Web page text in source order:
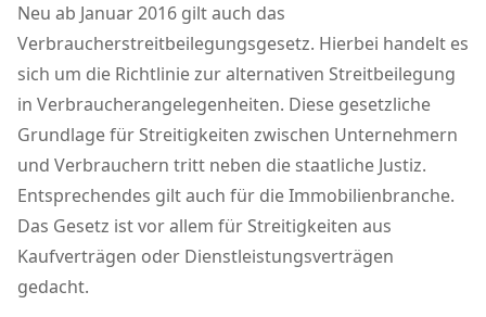
Neu ab Januar 2016 gilt auch das
Verbraucherstreitbeilegungsgesetz. Hierbei handelt es
sich um die Richtlinie zur alternativen Streitbeilegung
in Verbraucherangelegenheiten. Diese gesetzliche
Grundlage für Streitigkeiten zwischen Unternehmern
und Verbrauchern tritt neben die staatliche Justiz.
Entsprechendes gilt auch für die Immobilienbranche.
Das Gesetz ist vor allem für Streitigkeiten aus
Kaufverträgen oder Dienstleistungsverträgen
gedacht.